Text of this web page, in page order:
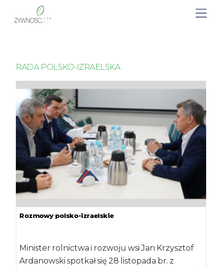
RADA POLSKO-IZRAELSKA
Rozmowy polsko-izraelskie
Minister rolnictwa i rozwoju wsi Jan Krzysztof
Ardanowski spotkał się 28 listopada br. z